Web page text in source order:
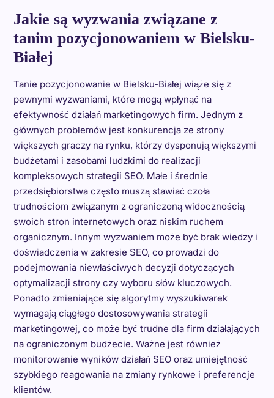
Jakie są wyzwania związane z
tanim pozycjonowaniem w Bielsku-
Białej
Tanie pozycjonowanie w Bielsku-Białej wiąże się z
pewnymi wyzwaniami, które mogą wpłynąć na
efektywność działań marketingowych firm. Jednym z
głównych problemów jest konkurencja ze strony
większych graczy na rynku, którzy dysponują większymi
budżetami i zasobami ludzkimi do realizacji
kompleksowych strategii SEO. Małe i średnie
przedsiębiorstwa często muszą stawiać czoła
trudnościom związanym z ograniczoną widocznością
swoich stron internetowych oraz niskim ruchem
organicznym. Innym wyzwaniem może być brak wiedzy i
doświadczenia w zakresie SEO, co prowadzi do
podejmowania niewłaściwych decyzji dotyczących
optymalizacji strony czy wyboru słów kluczowych.
Ponadto zmieniające się algorytmy wyszukiwarek
wymagają ciągłego dostosowywania strategii
marketingowej, co może być trudne dla firm działających
na ograniczonym budżecie. Ważne jest również
monitorowanie wyników działań SEO oraz umiejętność
szybkiego reagowania na zmiany rynkowe i preferencje
klientów.